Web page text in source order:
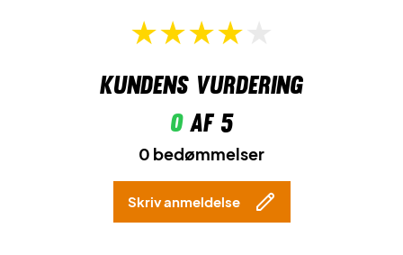
Kundens vurdering
0af 5
0 bedømmelser
Skriv anmeldelse